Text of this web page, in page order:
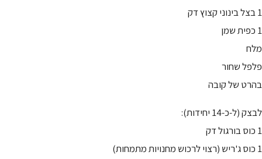
1 בצל בינוני קצוץ דק
1 כפית שמן
מלח
פלפל שחור
בהרט של קובה
לבצק (ל-כ-14 יחידות):
1 כוס בורגול דק
1 כוס ג'ריש (רצוי לרכוש מחנויות מתמחות)